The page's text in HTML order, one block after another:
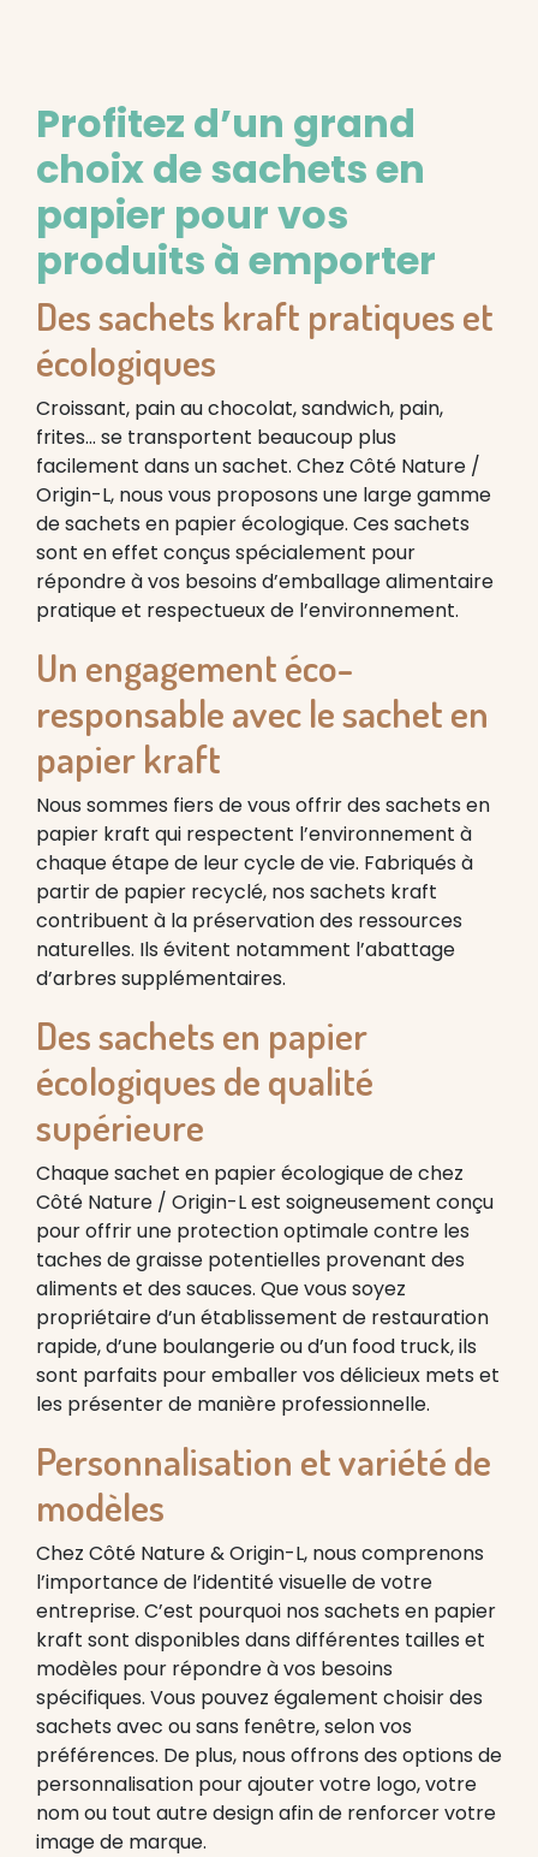
Profitez d’un grand
choix de sachets en
papier pour vos
produits à emporter
Des sachets kraft pratiques et
écologiques
Croissant, pain au chocolat, sandwich, pain,
frites… se transportent beaucoup plus
facilement dans un sachet. Chez Côté Nature /
Origin-L, nous vous proposons une large gamme
de sachets en papier écologique. Ces sachets
sont en effet conçus spécialement pour
répondre à vos besoins d’emballage alimentaire
pratique et respectueux de l’environnement.
Un engagement éco-
responsable avec le sachet en
papier kraft
Nous sommes fiers de vous offrir des sachets en
papier kraft qui respectent l’environnement à
chaque étape de leur cycle de vie. Fabriqués à
partir de papier recyclé, nos sachets kraft
contribuent à la préservation des ressources
naturelles. Ils évitent notamment l’abattage
d’arbres supplémentaires.
Des sachets en papier
écologiques de qualité
supérieure
Chaque sachet en papier écologique de chez
Côté Nature / Origin-L est soigneusement conçu
pour offrir une protection optimale contre les
taches de graisse potentielles provenant des
aliments et des sauces. Que vous soyez
propriétaire d’un établissement de restauration
rapide, d’une boulangerie ou d’un food truck, ils
sont parfaits pour emballer vos délicieux mets et
les présenter de manière professionnelle.
Personnalisation et variété de
modèles
Chez Côté Nature & Origin-L, nous comprenons
l’importance de l’identité visuelle de votre
entreprise. C’est pourquoi nos sachets en papier
kraft sont disponibles dans différentes tailles et
modèles pour répondre à vos besoins
spécifiques. Vous pouvez également choisir des
sachets avec ou sans fenêtre, selon vos
préférences. De plus, nous offrons des options de
personnalisation pour ajouter votre logo, votre
nom ou tout autre design afin de renforcer votre
image de marque.